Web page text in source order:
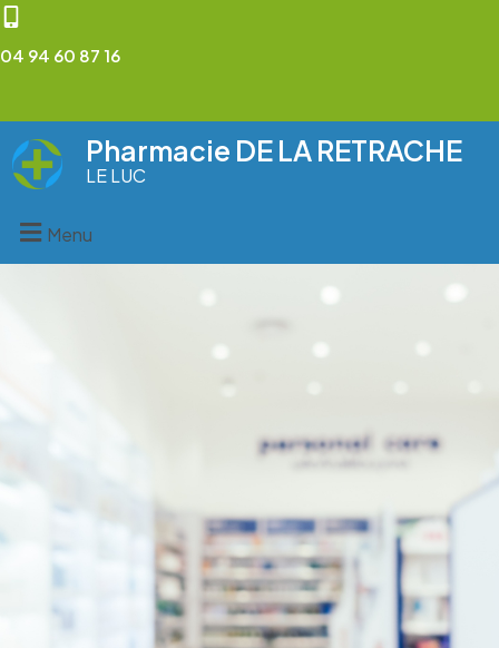
04 94 60 87 16
Pharmacie DE LA RETRACHE
LE LUC
Menu